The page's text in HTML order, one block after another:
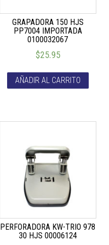
GRAPADORA 150 HJS
PP7004 IMPORTADA
0100032067
$25.95
AÑADIR AL CARRITO
PERFORADORA KW-TRIO 978
30 HJS 00006124